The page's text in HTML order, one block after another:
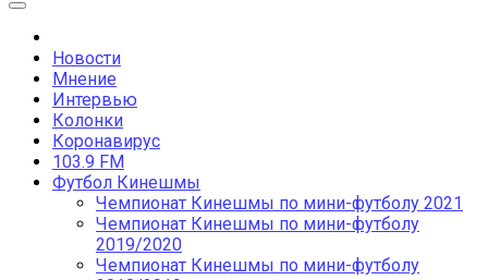
Новости
Мнение
Интервью
Колонки
Коронавирус
103.9 FM
Футбол Кинешмы
Чемпионат Кинешмы по мини-футболу 2021
Чемпионат Кинешмы по мини-футболу
2019/2020
Чемпионат Кинешмы по мини-футболу